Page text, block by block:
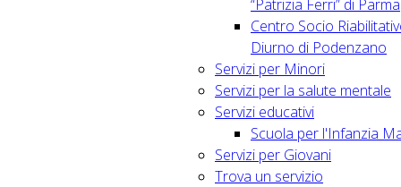
“Patrizia Ferri” di Parma
Centro Socio
Diurno di Podenzano
Servizi per Minori
Servizi per la salute mentale
Servizi educativi
Scuola per l'Infanzia
Servizi per Giovani
Trova un servizio